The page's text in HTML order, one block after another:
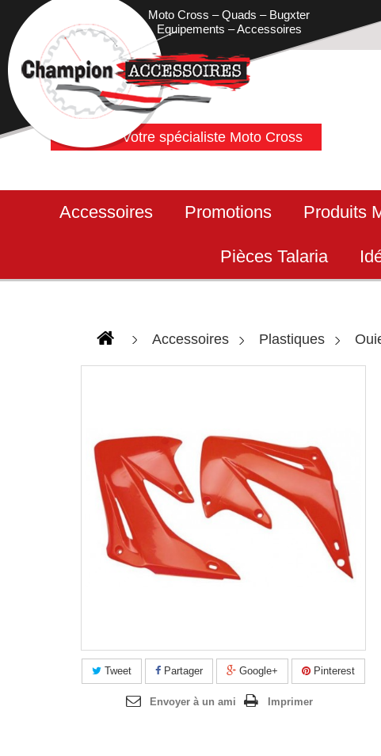
Moto Cross – Quads – Bugxter
Equipements – Accessoires
Votre spécialiste Moto Cross
Accessoires Promotions Produits
Pièces Talaria
Accessoires Plastiques
Agrandir l'image
Tweet Partager Google+ Pinterest
Envoyer à un ami Imprimer